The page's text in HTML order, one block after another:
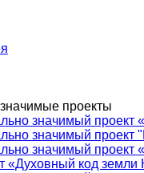
проекты
значимый проект
значимый проект
значимый проект
«Духовный код земли